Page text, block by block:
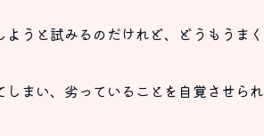
うと試みるのだけれど、どうもうまく
まい、劣っていることを自覚させられ